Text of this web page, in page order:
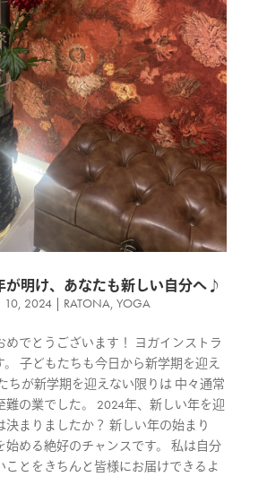
が明け、あなたも新しい自分へ♪
10, 2024| RATONA, YOGA
めでとうございます！ ヨガインストラ
。 子どもたちも今日から新学期を迎え
ちが新学期を迎えない限りは 中々通常
難の業でした。 2024年、新しい年を迎
決まりましたか？ 新しい年の始まり
始める絶好のチャンスです。 私は自分
ことをきちんと皆様にお届けできるよ